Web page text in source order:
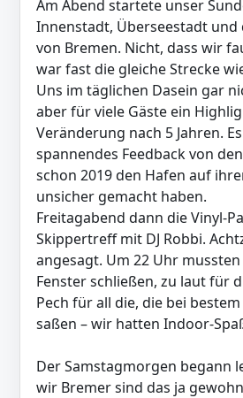
Am Abend startete unser
Innenstadt, Überseestadt und
von Bremen. Nicht, dass wir
war fast die gleiche Strecke
Uns im täglichen Dasein gar
aber für viele Gäste ein
Veränderung nach 5 Jahren.
spannendes Feedback von
schon 2019 den Hafen auf
unsicher gemacht haben.
Freitagabend dann die Vinyl-
Skippertreff mit DJ Robbi.
angesagt. Um 22 Uhr
Fenster schließen, zu laut für
Pech für all die, die bei
saßen – wir hatten Indoor-
Der Samstagmorgen begann
wir Bremer sind das ja